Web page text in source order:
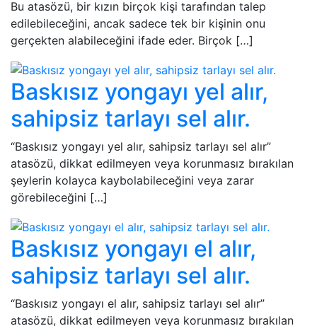
Bu atasözü, bir kızın birçok kişi tarafından talep
edilebileceğini, ancak sadece tek bir kişinin onu
gerçekten alabileceğini ifade eder. Birçok […]
Baskısız yongayı yel alır,
sahipsiz tarlayı sel alır.
“Baskısız yongayı yel alır, sahipsiz tarlayı sel alır”
atasözü, dikkat edilmeyen veya korunmasız bırakılan
şeylerin kolayca kaybolabileceğini veya zarar
görebileceğini […]
Baskısız yongayı el alır,
sahipsiz tarlayı sel alır.
“Baskısız yongayı el alır, sahipsiz tarlayı sel alır”
atasözü, dikkat edilmeyen veya korunmasız bırakılan